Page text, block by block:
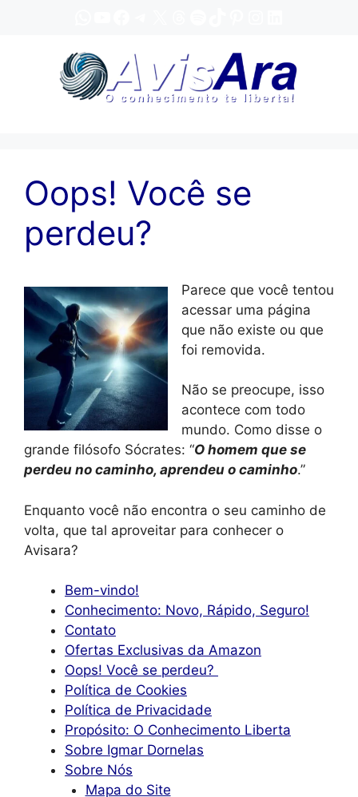
Oops! Você se
perdeu?
Parece que você tentou
acessar uma página
que não existe ou que
foi removida.
Não se preocupe, isso
acontece com todo
mundo. Como disse o
grande filósofo Sócrates: “O homem que se
perdeu no caminho, aprendeu o caminho.”
Enquanto você não encontra o seu caminho de
volta, que tal aproveitar para conhecer o
Avisara?
Bem-vindo!
Conhecimento: Novo, Rápido, Seguro!
Contato
Ofertas Exclusivas da Amazon
Oops! Você se perdeu?
Política de Cookies
Política de Privacidade
Propósito: O Conhecimento Liberta
Sobre Igmar Dornelas
Sobre Nós
Mapa do Site